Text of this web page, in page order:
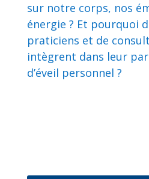
sur notre corps, nos
énergie ? Et pourquoi
praticiens et de
intègrent dans leur
d’éveil personnel ?